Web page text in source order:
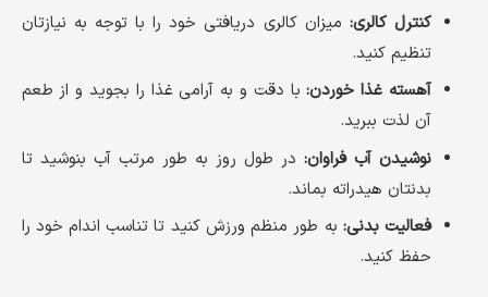
کنترل کالری: میزان کالری دریافتی خود را با توجه به نیازتان
تنظیم کنید.
آهسته غذا خوردن:با دقت و به آرامی غذا را بجوید و از طعم
آن لذت ببرید.
نوشیدن آب فراوان: در طول روز به طور مرتب آب بنوشید تا
بدنتان هیدراته بماند.
فعالیت بدنی: به طور منظم ورزش کنید تا تناسب اندام خود را
حفظ کنید.